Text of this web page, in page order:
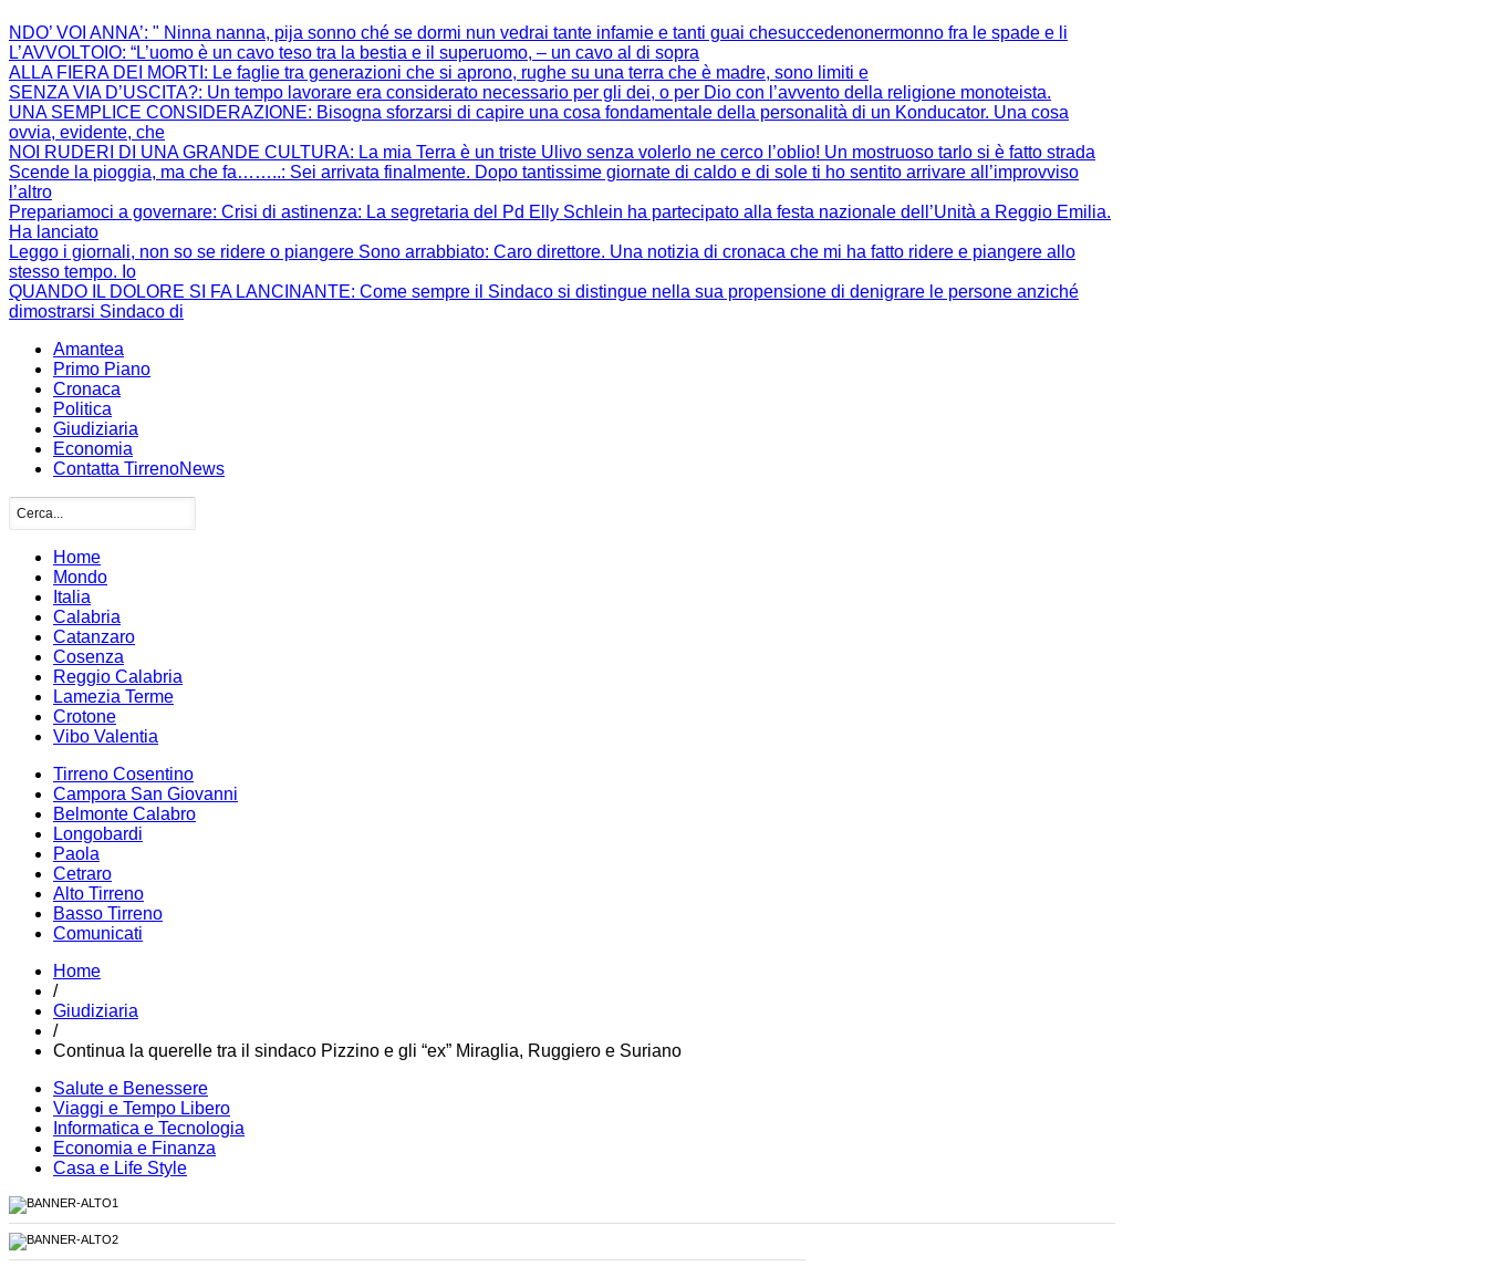
NDO’ VOI ANNA’: " Ninna nanna, pija sonno ché se dormi nun vedrai tante infamie e tanti guai chesuccedenonermonno fra le spade e li
L’AVVOLTOIO: “L’uomo è un cavo teso tra la bestia e il superuomo, – un cavo al di sopra
ALLA FIERA DEI MORTI : Le faglie tra generazioni che si aprono, rughe su una terra che è madre, sono limiti e
SENZA VIA D’USCITA?: Un tempo lavorare era considerato necessario per gli dei, o per Dio con l’avvento della religione monoteista.
UNA SEMPLICE CONSIDERAZIONE: Bisogna sforzarsi di capire una cosa fondamentale della personalità di un Konducator. Una cosa
ovvia, evidente, che
NOI RUDERI DI UNA GRANDE CULTURA: La mia Terra è un triste Ulivo senza volerlo ne cerco l’oblio! Un mostruoso tarlo si è fatto strada
Scende la pioggia, ma che fa……..: Sei arrivata finalmente. Dopo tantissime giornate di caldo e di sole ti ho sentito arrivare all’improvviso
l’altro
Prepariamoci a governare: Crisi di astinenza: La segretaria del Pd Elly Schlein ha partecipato alla festa nazionale dell’Unità a Reggio Emilia.
Ha lanciato
Leggo i giornali, non so se ridere o piangere Sono arrabbiato: Caro direttore. Una notizia di cronaca che mi ha fatto ridere e piangere allo
stesso tempo. Io
QUANDO IL DOLORE SI FA LANCINANTE: Come sempre il Sindaco si distingue nella sua propensione di denigrare le persone anziché
dimostrarsi Sindaco di
Amantea
Primo Piano
Cronaca
Politica
Giudiziaria
Economia
Contatta TirrenoNews
Home
Mondo
Italia
Calabria
Catanzaro
Cosenza
Reggio Calabria
Lamezia Terme
Crotone
Vibo Valentia
Tirreno Cosentino
Campora San Giovanni
Belmonte Calabro
Longobardi
Paola
Cetraro
Alto Tirreno
Basso Tirreno
Comunicati
Home
/
Giudiziaria
/
Continua la querelle tra il sindaco Pizzino e gli “ex” Miraglia, Ruggiero e Suriano
Salute e Benessere
Viaggi e Tempo Libero
Informatica e Tecnologia
Economia e Finanza
Casa e Life Style